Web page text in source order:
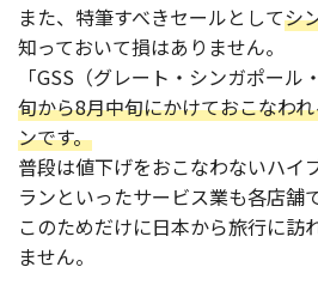
また、特筆すべきセールとしてシ
知っておいて損はありません。
「GSS（グレート・シンガポール
旬から8月中旬にかけておこなわ
ンです。
普段は値下げをおこなわないハイ
ランといったサービス業も各店舗
このためだけに日本から旅行に訪
ません。